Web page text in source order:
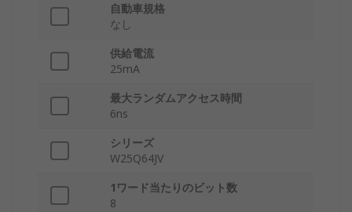
自動車規格
なし
供給電流
25mA
最大ランダムアクセス時間
6ns
シリーズ
W25Q64JV
1ワード当たりのビット数
8